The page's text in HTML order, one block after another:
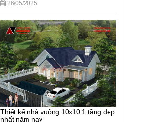
26/05/2025
Thiết kế nhà vuông 10x10 1 tầng đẹp
nhất năm nay